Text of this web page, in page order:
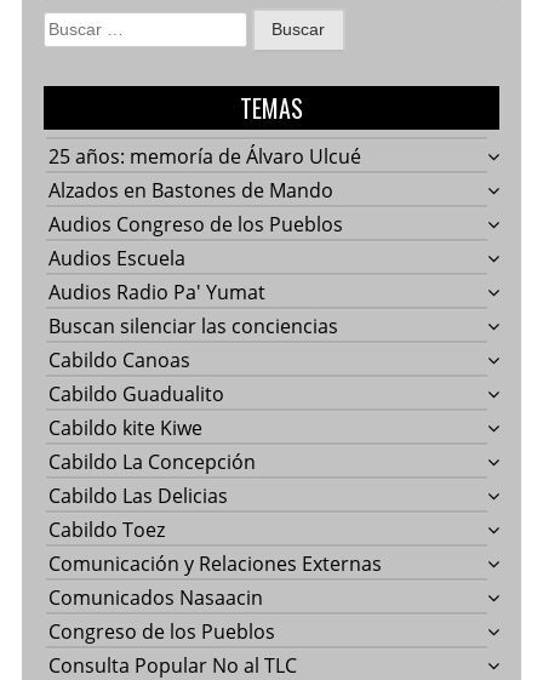
Buscar:
TEMAS
25 años: memoría de Álvaro Ulcué
Alzados en Bastones de Mando
Audios Congreso de los Pueblos
Audios Escuela
Audios Radio Pa' Yumat
Buscan silenciar las conciencias
Cabildo Canoas
Cabildo Guadualito
Cabildo kite Kiwe
Cabildo La Concepción
Cabildo Las Delicias
Cabildo Toez
Comunicación y Relaciones Externas
Comunicados Nasaacin
Congreso de los Pueblos
Consulta Popular No al TLC